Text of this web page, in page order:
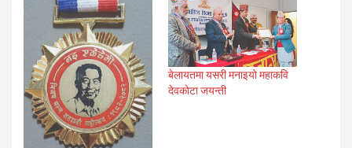
बेलायतमा यसरी मनाइयो महाकवि
देवकोटा जयन्ती